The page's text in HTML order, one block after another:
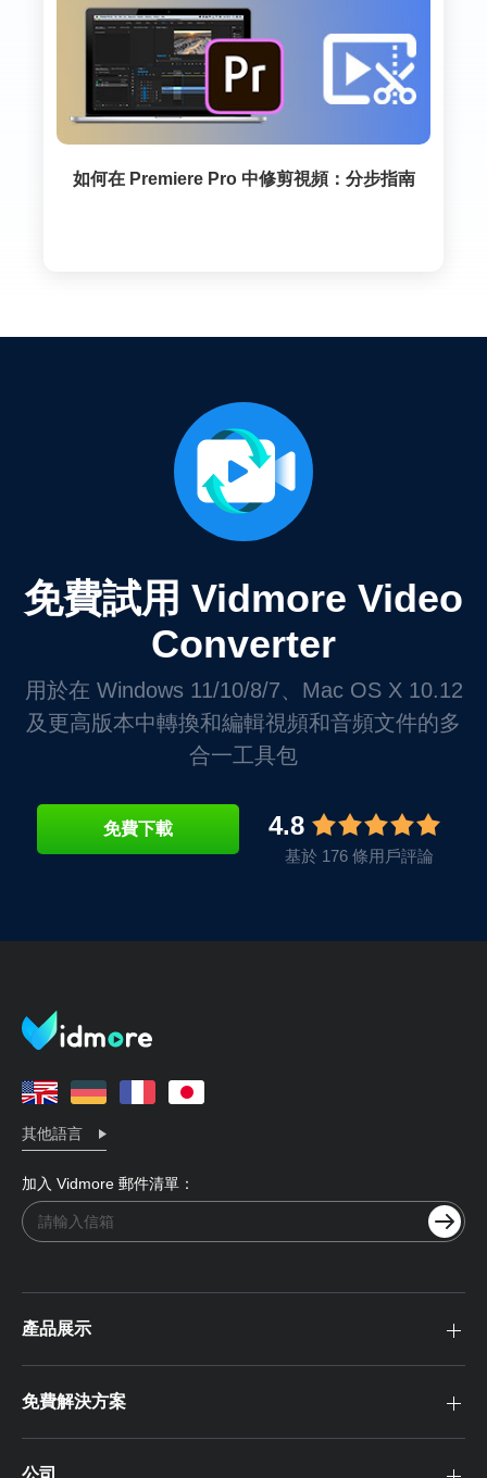
如何在 Premiere Pro 中修剪視頻：分步指南
免費試用 Vidmore Video
Converter
用於在 Windows 11/10/8/7、Mac OS X 10.12
及更高版本中轉換和編輯視頻和音頻文件的多
合一工具包
免費下載 4.8
基於 176 條用戶評論
其他語言
加入 Vidmore 郵件清單：
產品展示
免費解決方案